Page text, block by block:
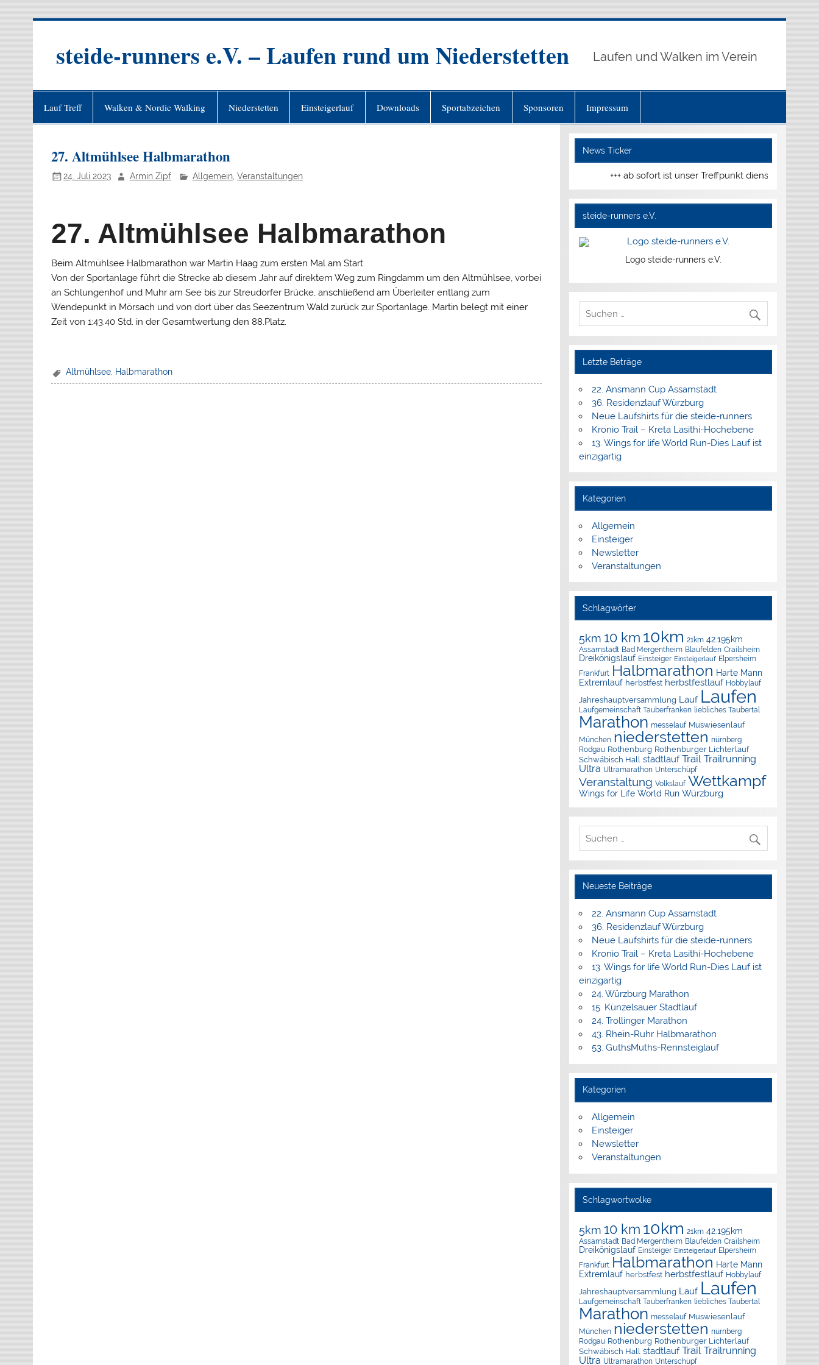
steide-runners e.V. – Laufen rund um Niederstetten Laufen und Walken im Verein
Lauf Treff Walken & Nordic Walking Niederstetten Einsteigerlauf Downloads Sportabzeichen Sponsoren Impressum
27. Altmühlsee Halbmarathon
24. Juli 2023 Armin Zipf Allgemein, Veranstaltungen
27. Altmühlsee Halbmarathon
Beim Altmühlsee Halbmarathon war Martin Haag zum ersten Mal am Start.
Von der Sportanlage führt die Strecke ab diesem Jahr auf direktem Weg zum Ringdamm um den Altmühlsee, vorbei
an Schlungenhof und Muhr am See bis zur Streudorfer Brücke, anschließend am Überleiter entlang zum
Wendepunkt in Mörsach und von dort über das Seezentrum Wald zurück zur Sportanlage. Martin belegt mit einer
Zeit von 1:43.40 Std. in der Gesamtwertung den 88.Platz.
Altmühlsee, Halbmarathon
News Ticker
+++ ab sofort ist unser Treffpunkt dienstags und
steide-runners e.V.
Logo steide-runners e.V.
Letzte Beträge
22. Ansmann Cup Assamstadt
36. Residenzlauf Würzburg
Neue Laufshirts für die steide-runners
Kronio Trail – Kreta Lasithi-Hochebene
13. Wings for life World Run-Dies Lauf ist
einzigartig
Kategorien
Allgemein
Einsteiger
Newsletter
Veranstaltungen
Schlagwörter
5km 10 km 10km 21km 42.195km
Assamstadt Bad Mergentheim Blaufelden Crailsheim
Dreikönigslauf Einsteiger Einsteigerlauf Elpersheim
Frankfurt Halbmarathon Harte Mann
Extremlauf herbstfest herbstfestlauf Hobbylauf
Jahreshauptversammlung Lauf Laufen
Laufgemeinschaft Tauberfranken liebliches Taubertal
Marathon messelauf Muswiesenlauf
München niederstetten nürnberg
Rodgau Rothenburg Rothenburger Lichterlauf
Schwäbisch Hall stadtlauf Trail Trailrunning
Ultra Ultramarathon Unterschüpf
Veranstaltung Volkslauf Wettkampf
Wings for Life World Run Würzburg
Neueste Beiträge
22. Ansmann Cup Assamstadt
36. Residenzlauf Würzburg
Neue Laufshirts für die steide-runners
Kronio Trail – Kreta Lasithi-Hochebene
13. Wings for life World Run-Dies Lauf ist
einzigartig
24. Würzburg Marathon
15. Künzelsauer Stadtlauf
24. Trollinger Marathon
43. Rhein-Ruhr Halbmarathon
53. GuthsMuths-Rennsteiglauf
Kategorien
Allgemein
Einsteiger
Newsletter
Veranstaltungen
Schlagwortwolke
5km 10 km 10km 21km 42.195km
Assamstadt Bad Mergentheim Blaufelden Crailsheim
Dreikönigslauf Einsteiger Einsteigerlauf Elpersheim
Frankfurt Halbmarathon Harte Mann
Extremlauf herbstfest herbstfestlauf Hobbylauf
Jahreshauptversammlung Lauf Laufen
Laufgemeinschaft Tauberfranken liebliches Taubertal
Marathon messelauf Muswiesenlauf
München niederstetten nürnberg
Rodgau Rothenburg Rothenburger Lichterlauf
Schwäbisch Hall stadtlauf Trail Trailrunning
Ultra Ultramarathon Unterschüpf